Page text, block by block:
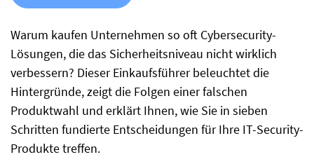
Warum kaufen Unternehmen so oft Cybersecurity-
Lösungen, die das Sicherheitsniveau nicht wirklich
verbessern? Dieser Einkaufsführer beleuchtet die
Hintergründe, zeigt die Folgen einer falschen
Produktwahl und erklärt Ihnen, wie Sie in sieben
Schritten fundierte Entscheidungen für Ihre IT-Security-
Produkte treffen.